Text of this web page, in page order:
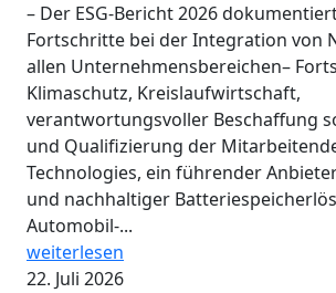
– Der ESG-Bericht 2026
Fortschritte bei der Integration von
allen Unternehmensbereichen–
Klimaschutz, Kreislaufwirtschaft,
verantwortungsvoller Beschaffung
und Qualifizierung der
Technologies, ein führender
und nachhaltiger
Automobil-...
weiterlesen
22. Juli 2026